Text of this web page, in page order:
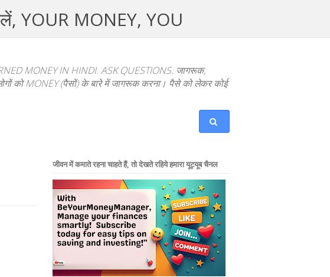
YOUR MONEY, YOU
MONEY IN HINDI. ASK QUESTIONS. जागरूक,
को MONEY (पैसों) के बारे में जागरूक करना। पैसे को लेकर कोई
जीवन में कमाते रहना चाहते हैं, तो देखते रहिये हमारा यूट्यूब चैनल